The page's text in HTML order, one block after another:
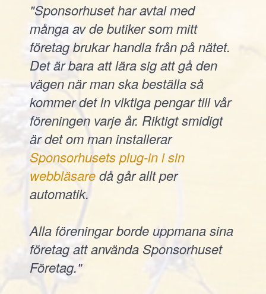
"Sponsorhuset har avtal med
många av de butiker som mitt
företag brukar handla från på nätet.
Det är bara att lära sig att gå den
vägen när man ska beställa så
kommer det in viktiga pengar till vår
föreningen varje år. Riktigt smidigt
är det om man installerar
Sponsorhusets plug-in i sin
webbläsaredå går allt per
automatik.
Alla föreningar borde uppmana sina
företag att använda Sponsorhuset
Företag."